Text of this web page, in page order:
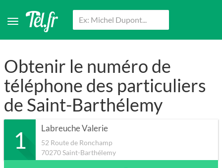
Obtenir le numéro de
téléphone des particuliers
de Saint-Barthélemy
1 Labreuche Valerie
52 Route de Ronchamp
70270Saint-Barthélemy